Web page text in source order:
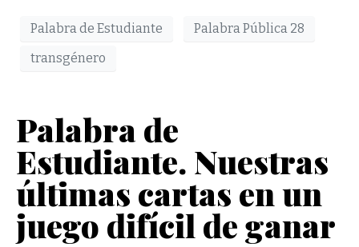
Palabra de Estudiante
Palabra Pública 28
transgénero
Palabra de
Estudiante. Nuestras
últimas cartas en un
juego difícil de ganar